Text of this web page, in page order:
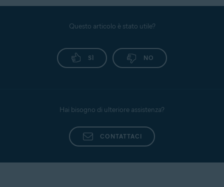
Questo articolo è stato utile?
SÌ NO
Hai bisogno di ulteriore assistenza?
CONTATTACI